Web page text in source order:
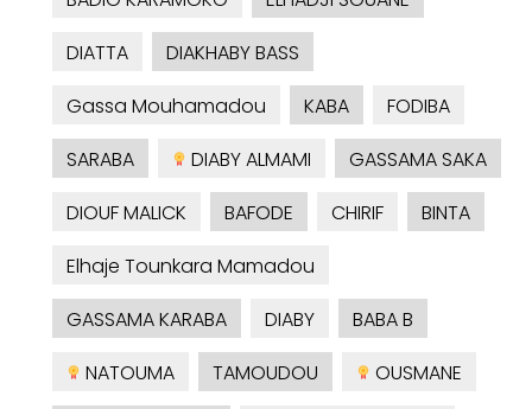
DIATTA
DIAKHABY BASS
Gassa Mouhamadou
KABA
FODIBA
SARABA
DIABY ALMAMI
GASSAMA SAKA
DIOUF MALICK
BAFODE CHIRIF
BINTA
Elhaje Tounkara Mamadou
GASSAMA KARABA
DIABY
BABA B
NATOUMA
TAMOUDOU
OUSMANE